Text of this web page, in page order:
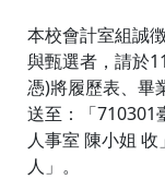
本校會計室組誠
與甄選者，請於
憑)將履歷表、畢
送至：「710301
人事室 陳小姐
人」。